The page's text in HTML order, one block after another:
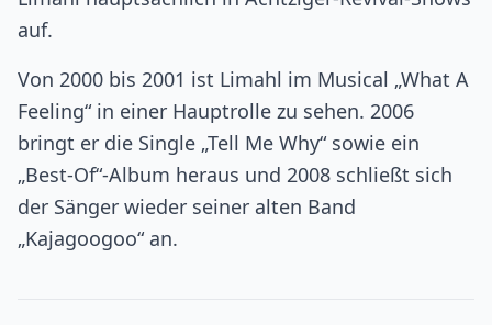
auf.
Von 2000 bis 2001 ist Limahl im Musical „What A
Feeling“ in einer Hauptrolle zu sehen. 2006
bringt er die Single „Tell Me Why“ sowie ein
„Best-Of“-Album heraus und 2008 schließt sich
der Sänger wieder seiner alten Band
„Kajagoogoo“ an.